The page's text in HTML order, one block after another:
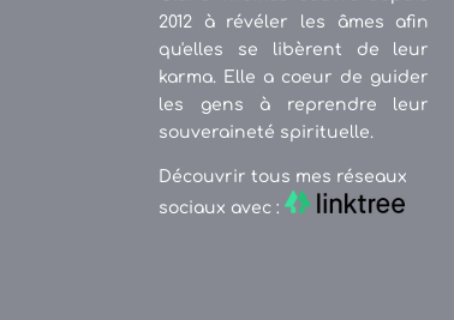
2012 à révéler les âmes afin
qu'elles se libèrent de leur
karma. Elle a coeur de guider
les gens à reprendre leur
souveraineté spirituelle.
Découvrir tous mes réseaux
sociaux avec :